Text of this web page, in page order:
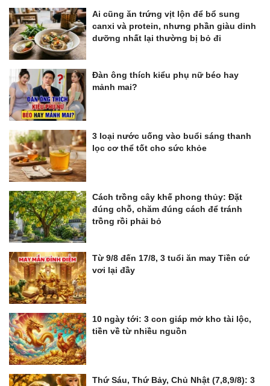
Ai cũng ăn trứng vịt lộn để bổ sung
canxi và protein, nhưng phần giàu dinh
dưỡng nhất lại thường bị bỏ đi
Đàn ông thích kiểu phụ nữ béo hay
mảnh mai?
3 loại nước uống vào buổi sáng thanh
lọc cơ thể tốt cho sức khỏe
Cách trồng cây khế phong thủy: Đặt
đúng chỗ, chăm đúng cách để tránh
trồng rồi phải bỏ
Từ 9/8 đến 17/8, 3 tuổi ăn may Tiền cứ
vơi lại đầy
10 ngày tới: 3 con giáp mở kho tài lộc,
tiền về từ nhiều nguồn
Thứ Sáu, Thứ Bảy, Chủ Nhật (7,8,9/8): 3